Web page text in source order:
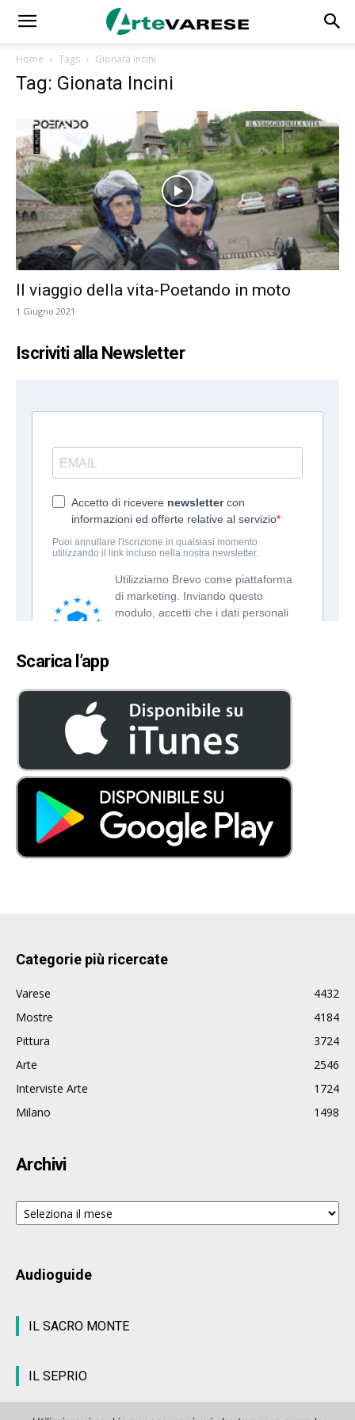
Home Tags Gionata Incini
Tag: Gionata Incini
Il viaggio della vita-Poetando in moto
1 Giugno 2021
Iscriviti alla Newsletter
Scarica l’app
Categorie più ricercate
Varese
4432
Mostre
4184
Pittura
3724
Arte
2546
Interviste Arte
1724
Milano
1498
Archivi
Archivi
Audioguide
IL SACRO MONTE
IL SEPRIO